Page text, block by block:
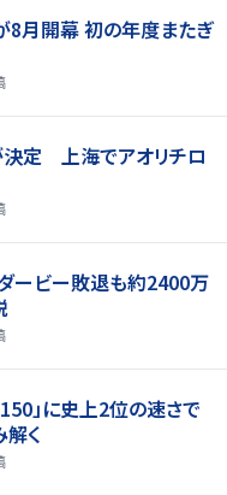
8月開幕 初の年度またぎ
決定 上海でアオリチロ
ービー敗退も約2400万
」に史上2位の速さで
く